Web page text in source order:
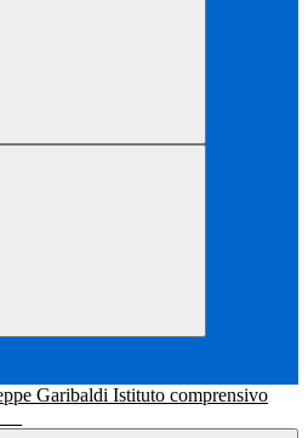
Istituto comprensivo